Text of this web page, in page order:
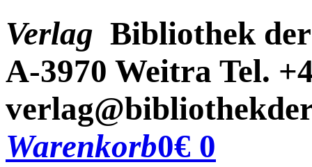
Verlag Bibliothek
A-3970 Weitra Tel.
Warenkorb0€ 0